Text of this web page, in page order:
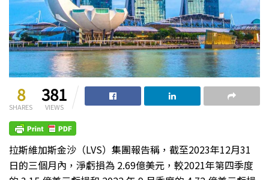
8
SHARES
381
VIEWS
拉斯維加斯金沙（LVS）集團報告稱，截至2023年12月31
日的三個月內，淨虧損為 2.69億美元，較2021年第四季度